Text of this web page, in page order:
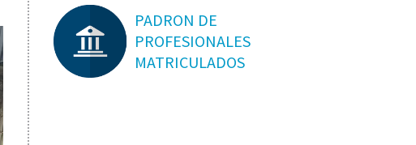
PADRON DE
PROFESIONALES
MATRICULADOS